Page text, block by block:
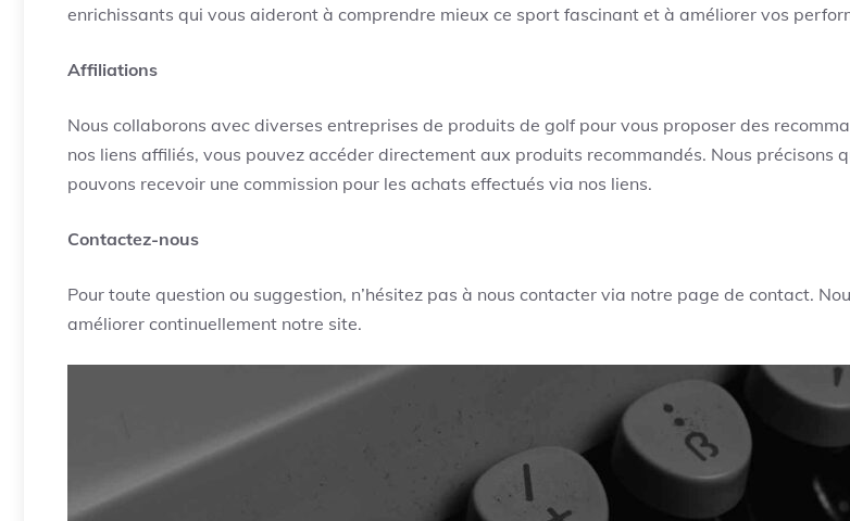
enrichissants qui vous aideront à comprendre mieux ce sport fascinant et à améliorer vos
Affiliations
Nous collaborons avec diverses entreprises de produits de golf pour vous proposer des
nos liens affiliés, vous pouvez accéder directement aux produits recommandés. Nous précisons
pouvons recevoir une commission pour les achats effectués via nos liens.
Contactez-nous
Pour toute question ou suggestion, n’hésitez pas à nous contacter via notre page de contact.
améliorer continuellement notre site.